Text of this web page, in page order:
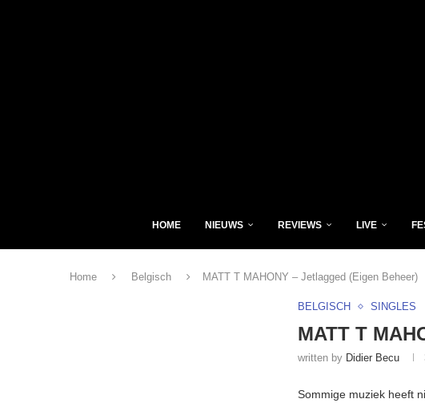
HOME NIEUWS REVIEWS LIVE
Home Belgisch MATT T MAHONY – Jetlagged (Eigen Beheer)
BELGISCH SINGLES
MATT T
written by Didier Becu
Sommige muziek heeft